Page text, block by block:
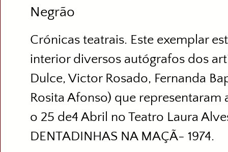
Negrão
Crónicas teatrais. Este exemplar
interior diversos autógrafos dos
Dulce, Victor Rosado, Fernanda
Rosita Afonso) que
o 25 de4 Abril no Teatro Laura
DENTADINHAS NA MAÇÃ- 1974.